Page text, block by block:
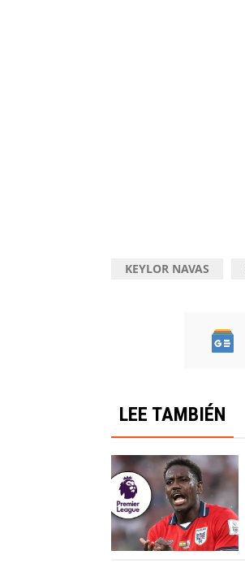
KEYLOR NAVAS
LEE TAMBIÉN